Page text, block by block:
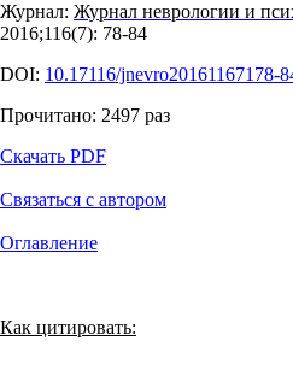
Журнал: Журнал неврологии и
2016;116(7): 78‑84
DOI: 10.17116/jnevro20161167178-
Прочитано: 2497 раз
Скачать PDF
Связаться с автором
Оглавление
Как цитировать: